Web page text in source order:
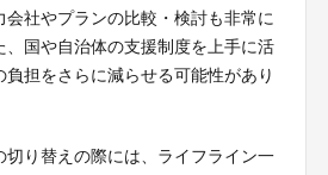
会社やプランの比較・検討も非常に
、国や自治体の支援制度を上手に活
負担をさらに減らせる可能性があり
切り替えの際には、ライフライン一